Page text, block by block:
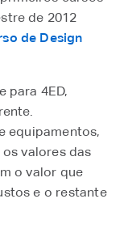
de 2012
de Design
para 4ED,
equipamentos,
valores das
o valor que
e o restante